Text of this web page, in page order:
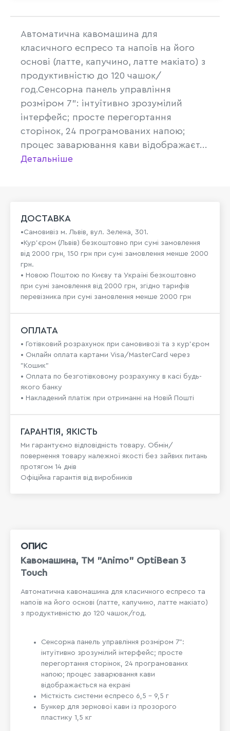
Автоматична кавомашина для
класичного еспресо та напоїв на його
основі (латте, капучино, латте макіато) з
продуктивністю до 120 чашок/
год.Сенсорна панель управління
розміром 7": інтуїтивно зрозумілий
інтерфейс; просте перегортання
сторінок, 24 програмованих напою;
процес заварювання кави відображаєт...
Детальніше
ДОСТАВКА
•Самовивіз м. Львів, вул. Зелена, 301.
•Кур'єром (Львів) безкоштовно при сумі замовлення
від 2000 грн, 150 грн при сумі замовлення менше 2000
грн.
• Новою Поштою по Києву та Україні безкоштовно
при сумі замовлення від 2000 грн, згідно тарифів
перевізника при сумі замовлення менше 2000 грн
ОПЛАТА
• Готівковий розрахунок при самовивозі та з кур’єром
• Онлайн оплата картами Visa/MasterCard через
"Кошик"
• Оплата по безготівковому розрахунку в касі будь-
якого банку
• Накладений платіж при отриманні на Новій Пошті
ГАРАНТІЯ, ЯКІСТЬ
Ми гарантуємо відповідність товару. Обмін/
повернення товару належної якості без зайвих питань
протягом 14 днів
Офіційна гарантія від виробників
ОПИС
Кавомашина, TM "Animo" OptiBean 3
Touch
Автоматична кавомашина для класичного еспресо та
напоїв на його основі (латте, капучино, латте макіато)
з продуктивністю до 120 чашок/год.
Сенсорна панель управління розміром 7":
інтуїтивно зрозумілий інтерфейс; просте
перегортання сторінок, 24 програмованих
напою; процес заварювання кави
відображається на екрані
Місткість системи еспресо 6,5 - 9,5 г
Бункер для зернової кави із прозорого
пластику 1,5 кг